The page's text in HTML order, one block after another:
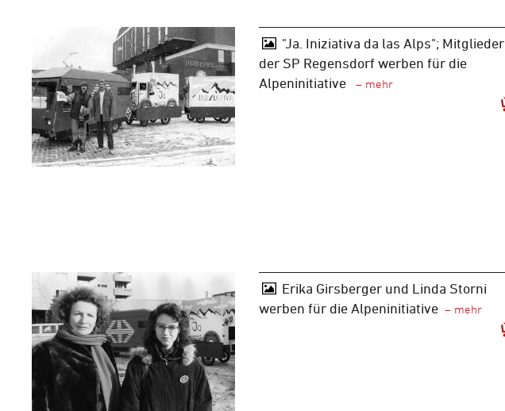
"Ja. Iniziativa da las Alps"; Mitglieder
der SP Regensdorf werben für die
Alpeninitiative
Erika Girsberger und Linda Storni
werben für die Alpeninitiative